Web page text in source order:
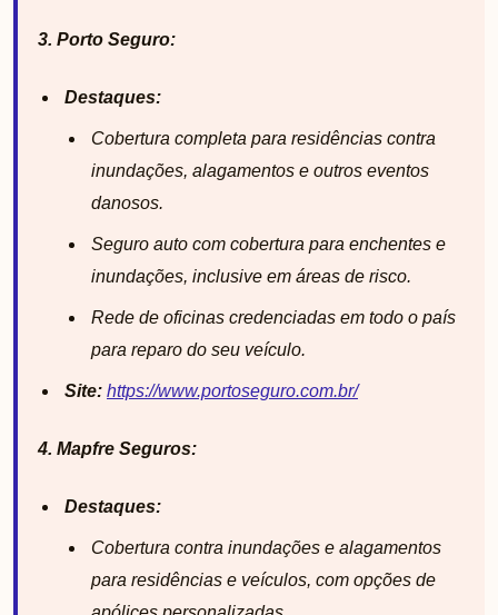
3. Porto Seguro:
Destaques:
Cobertura completa para residências contra
inundações, alagamentos e outros eventos
danosos.
Seguro auto com cobertura para enchentes e
inundações, inclusive em áreas de risco.
Rede de oficinas credenciadas em todo o país
para reparo do seu veículo.
Site: https://www.portoseguro.com.br/
4. Mapfre Seguros:
Destaques:
Cobertura contra inundações e alagamentos
para residências e veículos, com opções de